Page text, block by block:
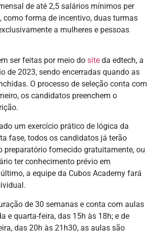
de até ​2,5 salários ​​mínimos​ per
como forma de incentivo, duas turmas
a mulheres e pessoas
ser feitas por meio do site da edtech, ​a
de 2023, sendo encerradas quando as
O processo de seleção conta com
os candidatos preenchem o
um exercício​ ​​prático de lógica da
fase, todos os candidatos já terão
preparatório fornecido gratuitamente, ou
ter conhecimento prévio em
a equipe da Cubos Academy fará
de 30 semanas e conta com aulas
e quarta-feira, das 15h às 18h; e de
das 20h às 21h30, as aulas são